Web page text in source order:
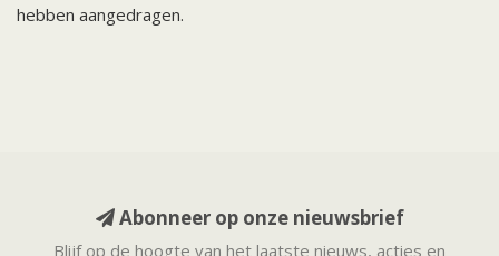
hebben aangedragen.
Abonneer op onze nieuwsbrief
Blijf op de hoogte van het laatste nieuws, acties en